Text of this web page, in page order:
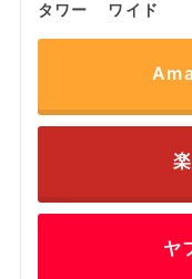
タワー ワイド
ヤ